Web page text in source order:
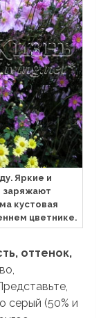
Яркие и
заряжают
кустовая
цветнике.
оттенок,
серый (50% и